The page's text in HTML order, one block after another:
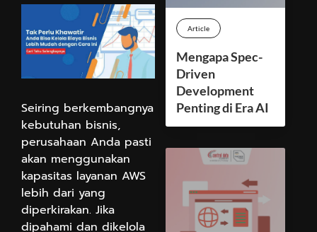
Seiring berkembangnya
kebutuhan bisnis,
perusahaan Anda pasti
akan menggunakan
kapasitas layanan AWS
lebih dari yang
diperkirakan. Jika
dipahami dan dikelola
Article
Mengapa Spec-
Driven
Development
Penting di Era AI